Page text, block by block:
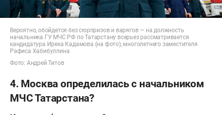
Вероятно, обойдется без сюрпризов и варягов — на должность
начальника ГУ МЧС РФ по Татарстану всерьез рассматривается
кандидатура Ирека Кадамова (на фото), многолетнего заместителя
Рафиса Хабибуллина
Фото: Андрей Титов
4. Москва определилась с начальником
МЧС Татарстана?